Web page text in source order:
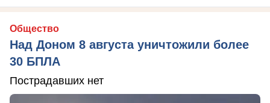
Общество
Над Доном 8 августа уничтожили более
30 БПЛА
Пострадавших нет